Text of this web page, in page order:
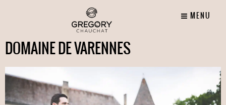
MENU
DOMAINE DE VARENNES